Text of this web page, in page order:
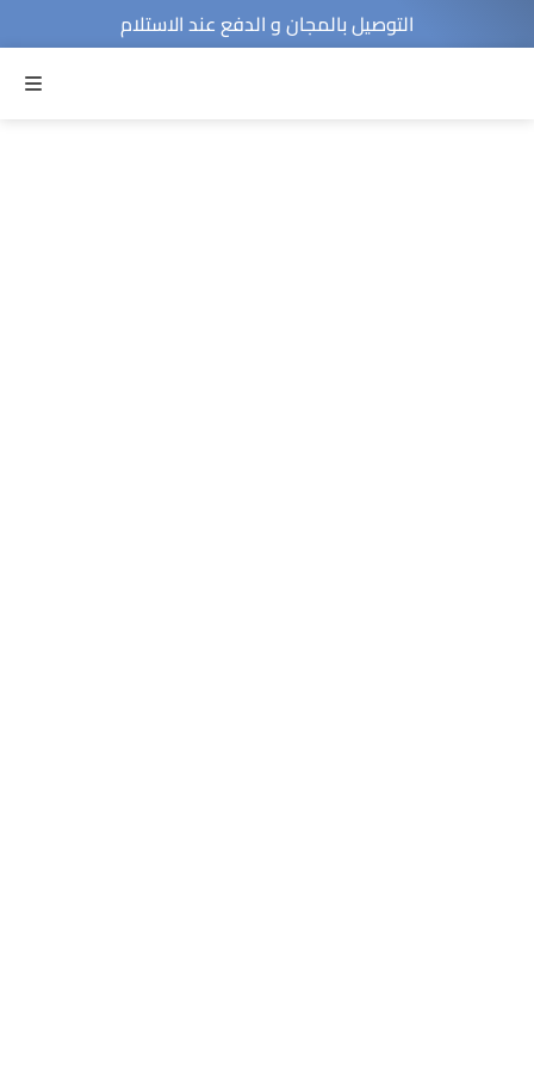
التوصيل بالمجان و الدفع عند الاستلام
MENU